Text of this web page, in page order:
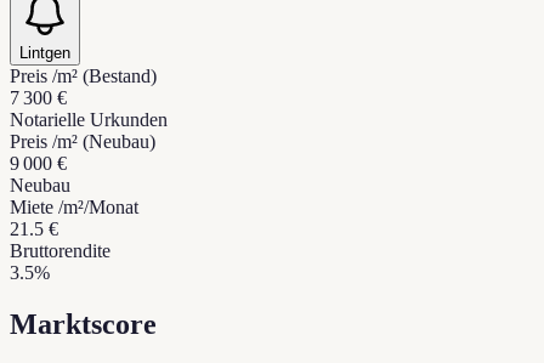
Lintgen
Preis /m² (Bestand)
7 300 €
Notarielle Urkunden
Preis /m² (Neubau)
9 000 €
Neubau
Miete /m²/Monat
21.5 €
Bruttorendite
3.5%
Marktscore